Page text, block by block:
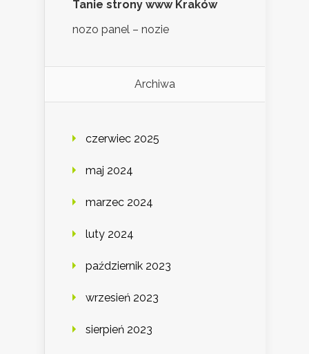
Tanie strony www Kraków
nozo panel – nozie
Archiwa
czerwiec 2025
maj 2024
marzec 2024
luty 2024
październik 2023
wrzesień 2023
sierpień 2023